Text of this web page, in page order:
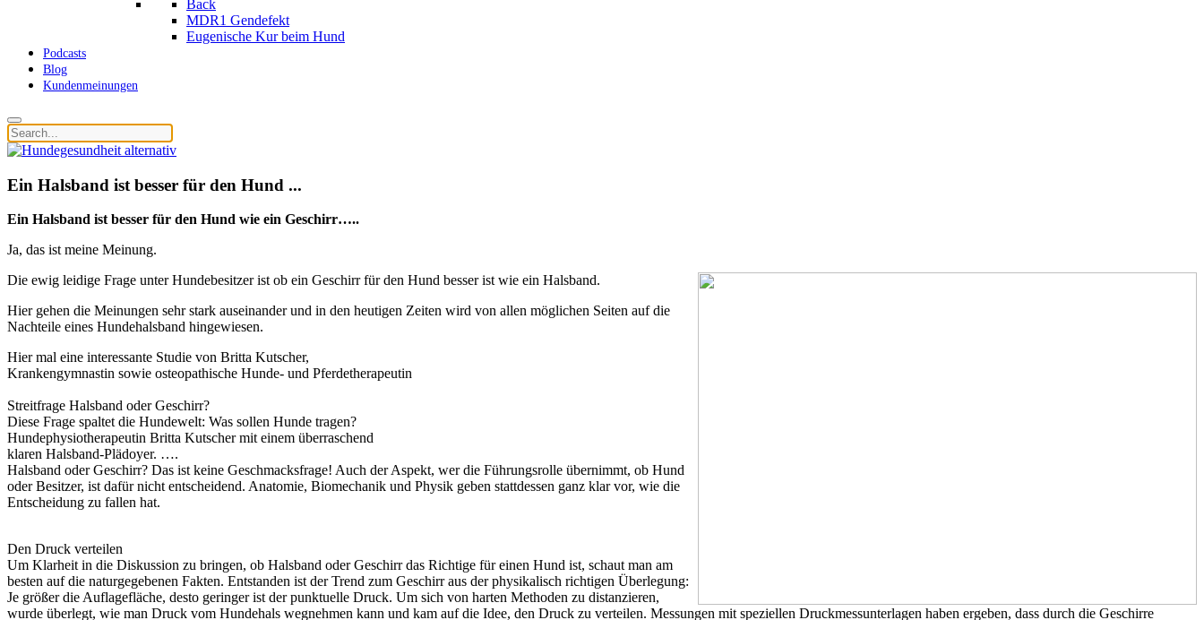
Back
MDR1 Gendefekt
Eugenische Kur beim Hund
Podcasts
Blog
Kundenmeinungen
Ein Halsband ist besser für den Hund ...
Ein Halsband ist besser für den Hund wie ein Geschirr…..
Ja, das ist meine Meinung.
Die ewig leidige Frage unter Hundebesitzer ist ob ein Geschirr für den Hund besser ist wie ein Halsband.
Hier gehen die Meinungen sehr stark auseinander und in den heutigen Zeiten wird von allen möglichen Seiten auf die
Nachteile eines Hundehalsband hingewiesen.
Hier mal eine interessante Studie von Britta Kutscher,
Krankengymnastin sowie osteopathische Hunde- und Pferdetherapeutin
Streitfrage Halsband oder Geschirr?
Diese Frage spaltet die Hundewelt: Was sollen Hunde tragen?
Hundephysiotherapeutin Britta Kutscher mit einem überraschend
klaren Halsband-Plädoyer. ….
Halsband oder Geschirr? Das ist keine Geschmacksfrage! Auch der Aspekt, wer die Führungsrolle übernimmt, ob Hund
oder Besitzer, ist dafür nicht entscheidend. Anatomie, Biomechanik und Physik geben stattdessen ganz klar vor, wie die
Entscheidung zu fallen hat.
Den Druck verteilen
Um Klarheit in die Diskussion zu bringen, ob Halsband oder Geschirr das Richtige für einen Hund ist, schaut man am
besten auf die naturgegebenen Fakten. Entstanden ist der Trend zum Geschirr aus der physikalisch richtigen Überlegung:
Je größer die Auflagefläche, desto geringer ist der punktuelle Druck. Um sich von harten Methoden zu distanzieren,
wurde überlegt, wie man Druck vom Hundehals wegnehmen kann und kam auf die Idee, den Druck zu verteilen. Messungen mit speziellen Druckmessunterlagen haben ergeben, dass durch die Geschirre